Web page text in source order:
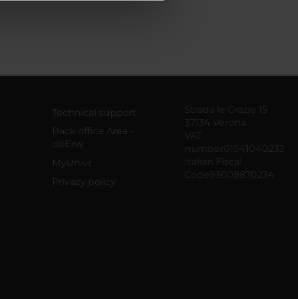
Technical support
Back office Area -
dbErw
MyUnivr
Privacy policy
Strada le Grazie 15
37134 Verona
VAT
number01541040232
Italian Fiscal
Code93009870234